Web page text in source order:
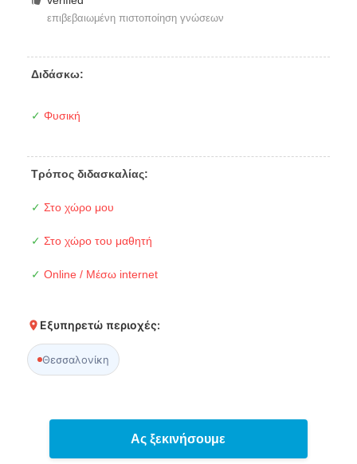
επιβεβαιωμένη πιστοποίηση γνώσεων
Διδάσκω:
✓ Φυσική
Τρόπος διδασκαλίας:
✓ Στο χώρο μου
✓ Στο χώρο του μαθητή
✓ Online / Μέσω internet
Εξυπηρετώ περιοχές:
Θεσσαλονίκη
Ας ξεκινήσουμε